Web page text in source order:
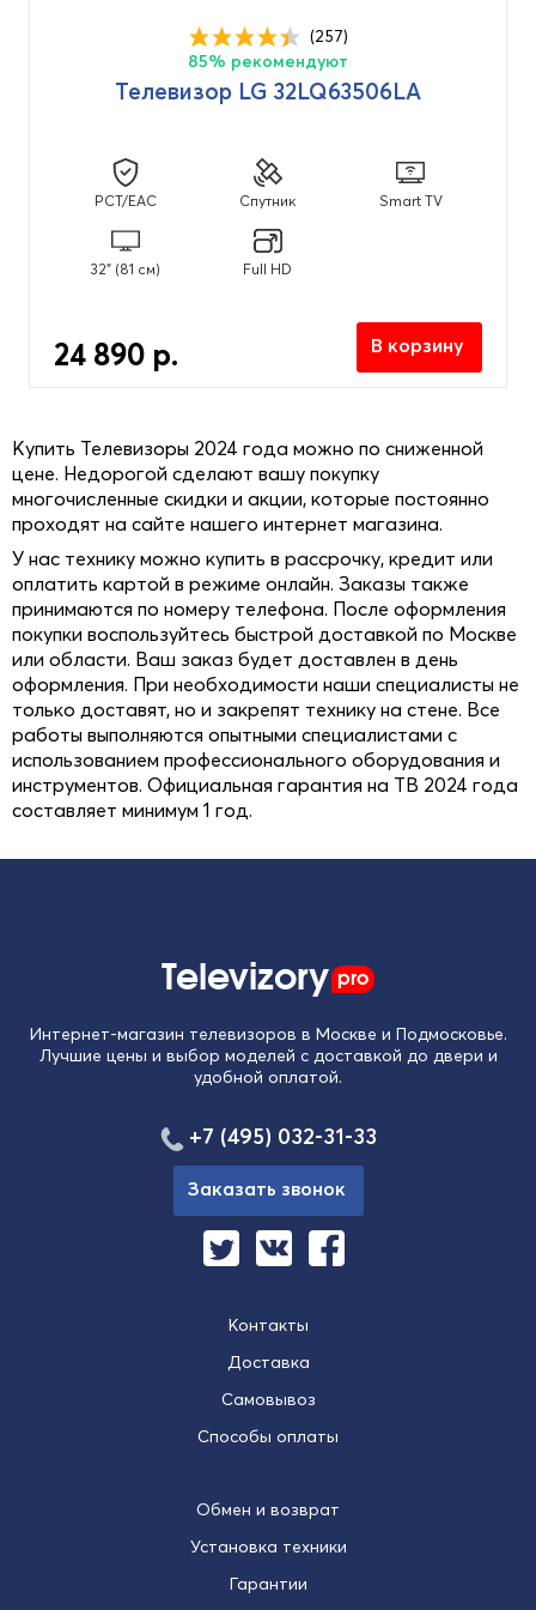
Назначение
Для гостиной
Для дачи
Для детской
(3)
Для квартиры (3)
Для спальни (3)
Частота обновления кадров
60 Гц
Операционная система
TIZEN
(2)
webOS
(257)
85% рекомендуют
Телевизор LG 32LQ63506LA
PCT/EAC Спутник Smart TV
32" (81 см) Full HD
24 890 р. В корзину
Купить Телевизоры 2024 года можно по сниженной
цене. Недорогой сделают вашу покупку
многочисленные скидки и акции, которые постоянно
проходят на сайте нашего интернет магазина.
У нас технику можно купить в рассрочку, кредит или
оплатить картой в режиме онлайн. Заказы также
принимаются по номеру телефона. После оформления
покупки воспользуйтесь быстрой доставкой по Москве
или области. Ваш заказ будет доставлен в день
оформления. При необходимости наши специалисты не
только доставят, но и закрепят технику на стене. Все
работы выполняются опытными специалистами с
использованием профессионального оборудования и
инструментов. Официальная гарантия на ТВ 2024 года
составляет минимум 1 год.
Televizory pro
Интернет-магазин телевизоров в Москве и Подмосковье.
Лучшие цены и выбор моделей с доставкой до двери и
удобной оплатой.
Контакты
Доставка
Самовывоз
Способы оплаты
Обмен и возврат
Установка техники
Гарантии
+7 (495) 032-31-33
Заказать звонок